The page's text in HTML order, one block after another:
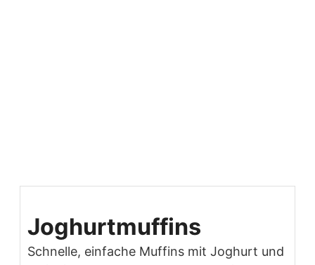
Joghurtmuffins
Schnelle, einfache Muffins mit Joghurt und